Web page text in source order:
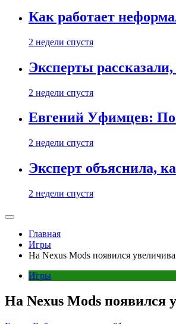
Как работает
2 недели спустя
Эксперты
2 недели спустя
Евгений Уфимцев:
2 недели спустя
Эксперт объяснила,
2 недели спустя
Главная
Игры
На Nexus Mods появился
Игры
На Nexus Mods появился